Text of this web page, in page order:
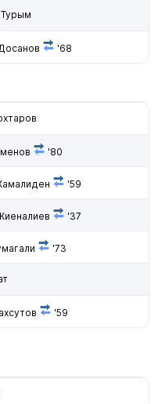
'68
'80
'59
'37
'73
'59